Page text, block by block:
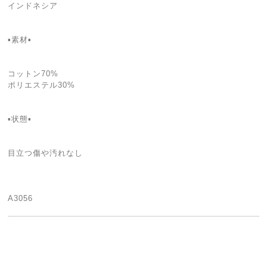
インドネシア
▪️素材▪
コットン70%
ポリエステル30%
▪️状態▪️
目立つ傷や汚れなし
A3056